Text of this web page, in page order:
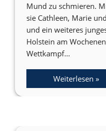
Mund zu schmieren.
sie Cathleen, Marie
und ein weiteres
Holstein am
Wettkampf…
Weiterlesen »